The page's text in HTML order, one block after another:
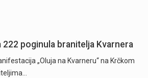
poginula branitelja Kvarnera
„Oluja na Kvarneru“ na Krčkom